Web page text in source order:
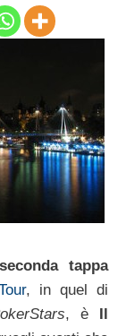
tappa
, in quel di
, è Il